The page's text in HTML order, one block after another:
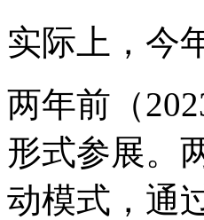
实际上，今
两年前（
形式参展。
动模式，通